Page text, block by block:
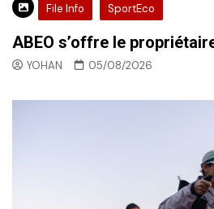
File Info SportEco
ABEO s’offre le
YOHAN 05/08/2026